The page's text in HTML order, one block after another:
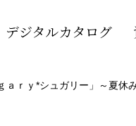
デジタルカタログ
ａｒｙ*シュガリー」～夏休